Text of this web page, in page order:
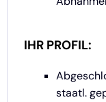
IHR PROFIL:
staatl.